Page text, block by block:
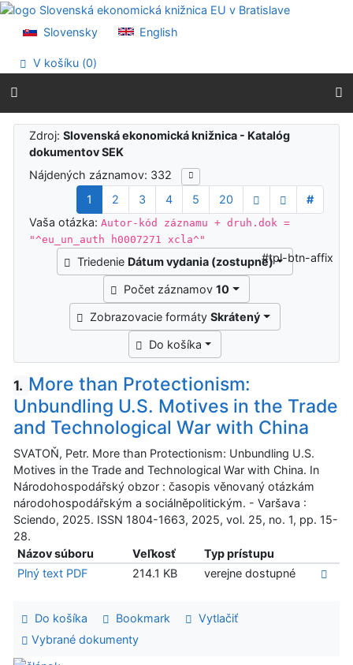
Prejsť na obsah
Prehlásenie o webovej prístupnosti
Slovensky English
V košíku (0)
Výsledky vyhľadávania
Zdroj:Slovenská ekonomická knižnica - Katalóg
dokumentov SEK
Nájdených záznamov: 332
1
2 3 4 5 20
#
Vaša otázka:Autor-kód záznamu + druh.dok =
"^eu_un_auth h0007271 xcla^"
Triedenie Dátum vydania (zostupne)
Počet záznamov10
Zobrazovacie formátySkrátený
Do košíka
#tpl-btn-affix
1. More than Protectionism:
Unbundling U.S. Motives in the Trade
and Technological War with China
SVATOŇ, Petr. More than Protectionism: Unbundling U.S.
Motives in the Trade and Technological War with China. In
Národohospodářský obzor : časopis věnovaný otázkám
národohospodářským a sociálněpolitickým. - Varšava :
Sciendo, 2025. ISSN 1804-1663, 2025, vol. 25, no. 1, pp. 15-
28.
Názov súboru
Veľkosť
Typ prístupu
Plný text PDF
214.1 KB verejne dostupné
Do košíka Bookmark
Vytlačiť
Vybrané dokumenty